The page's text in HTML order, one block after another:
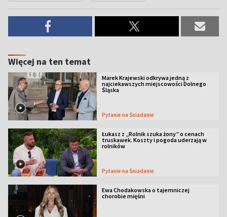
Więcej na ten temat
Marek Krajewski odkrywa jedną z
najciekawszych miejscowości Dolnego
Śląska
Pytanie na Śniadanie
Łukasz z „Rolnik szuka żony” o cenach
truskawek. Koszty i pogoda uderzają w
rolników
Pytanie na Śniadanie
Ewa Chodakowska o tajemniczej
chorobie mięśni